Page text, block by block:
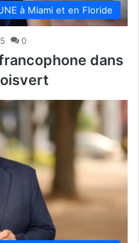
à Miami et en Floride
0
dans